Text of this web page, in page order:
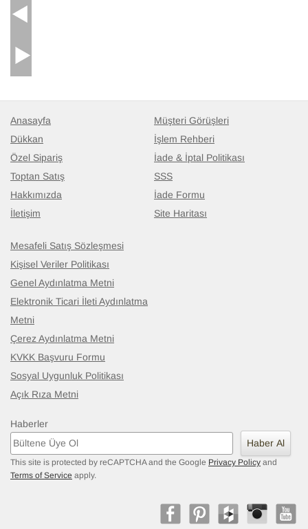
Anasayfa
Dükkan
Özel Sipariş
Toptan Satış
Hakkımızda
İletişim
Müşteri Görüşleri
İşlem Rehberi
İade & İptal Politikası
SSS
İade Formu
Site Haritası
Mesafeli Satış Sözleşmesi
Kişisel Veriler Politikası
Genel Aydınlatma Metni
Elektronik Ticari İleti Aydınlatma
Metni
Çerez Aydınlatma Metni
KVKK Başvuru Formu
Sosyal Uygunluk Politikası
Açık Rıza Metni
Haberler
Haber Al
This site is protected by reCAPTCHA and the Google Privacy Policy and
Terms of Service apply.